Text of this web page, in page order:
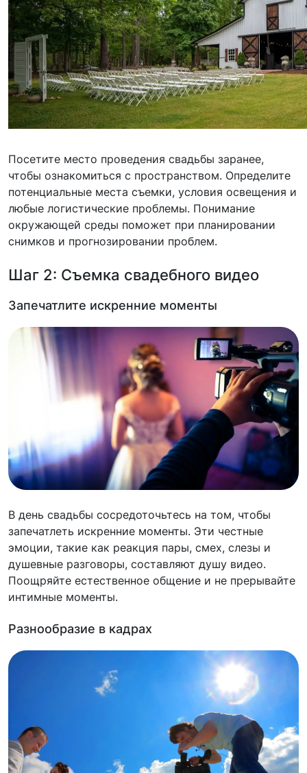
Посетите место проведения свадьбы заранее,
чтобы ознакомиться с пространством. Определите
потенциальные места съемки, условия освещения и
любые логистические проблемы. Понимание
окружающей среды поможет при планировании
снимков и прогнозировании проблем.
Шаг 2: Съемка свадебного видео
Запечатлите искренние моменты
В день свадьбы сосредоточьтесь на том, чтобы
запечатлеть искренние моменты. Эти честные
эмоции, такие как реакция пары, смех, слезы и
душевные разговоры, составляют душу видео.
Поощряйте естественное общение и не прерывайте
интимные моменты.
Разнообразие в кадрах